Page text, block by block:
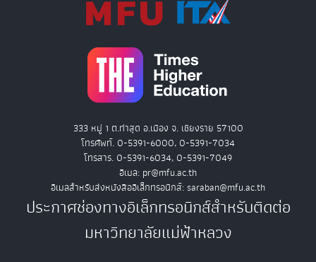
333 หมู่ 1 ต.ท่าสุด อ.เมือง จ. เชียงราย 57100
โทรศัพท์. 0-5391-6000, 0-5391-7034
โทรสาร. 0-5391-6034, 0-5391-7049
อีเมล: pr@mfu.ac.th
อีเมลสำหรับส่งหนังสืออิเล็กทรอนิกส์: saraban@mfu.ac.th
ประกาศช่องทางอิเล็กทรอนิกส์สำหรับติดต่อ
มหาวิทยาลัยแม่ฟ้าหลวง